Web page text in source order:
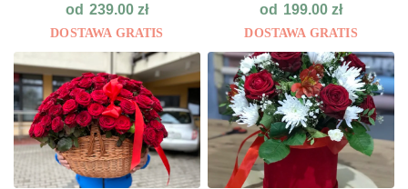
od 239.00 zł
DOSTAWA GRATIS
od 199.00zł
DOSTAWA GRATIS